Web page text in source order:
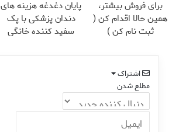
برای فروش بیشتر،
همین حالا اقدام کن (
ثبت نام کن )
پایان دغدغه هزینه های
دندان پزشکی با پک
سفید کننده خانگی
اشتراک
مطلع شدن